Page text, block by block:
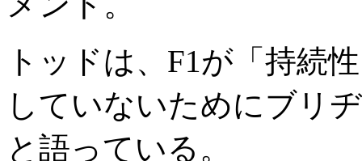
トッドは、F1が「持続
していないためにブリ
と語っている。